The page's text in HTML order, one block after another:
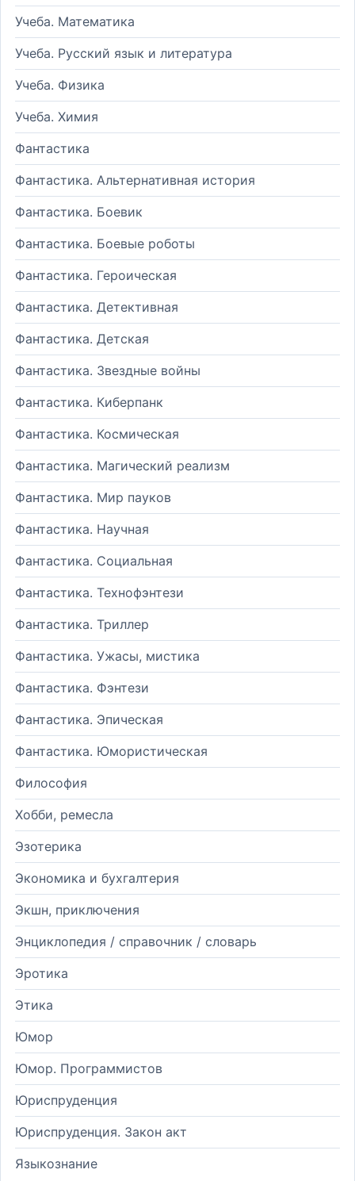
Учеба. Математика
Учеба. Русский язык и литература
Учеба. Физика
Учеба. Химия
Фантастика
Фантастика. Альтернативная история
Фантастика. Боевик
Фантастика. Боевые роботы
Фантастика. Героическая
Фантастика. Детективная
Фантастика. Детская
Фантастика. Звездные войны
Фантастика. Киберпанк
Фантастика. Космическая
Фантастика. Магический реализм
Фантастика. Мир пауков
Фантастика. Научная
Фантастика. Социальная
Фантастика. Технофэнтези
Фантастика. Триллер
Фантастика. Ужасы, мистика
Фантастика. Фэнтези
Фантастика. Эпическая
Фантастика. Юмористическая
Философия
Хобби, ремесла
Эзотерика
Экономика и бухгалтерия
Экшн, приключения
Энциклопедия / справочник / словарь
Эротика
Этика
Юмор
Юмор. Программистов
Юриспруденция
Юриспруденция. Закон акт
Языкознание